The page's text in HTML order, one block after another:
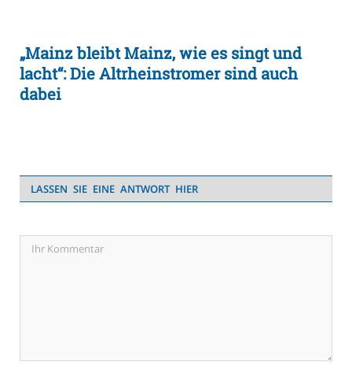
„Mainz bleibt Mainz, wie es singt und
lacht“: Die Altrheinstromer sind auch
dabei
LASSEN SIE EINE ANTWORT HIER